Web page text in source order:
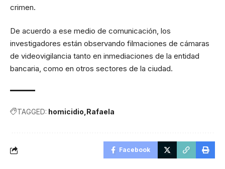
crimen.
De acuerdo a ese medio de comunicación, los
investigadores están observando filmaciones de cámaras
de videovigilancia tanto en inmediaciones de la entidad
bancaria, como en otros sectores de la ciudad.
TAGGED: homicidio Rafaela
Facebook